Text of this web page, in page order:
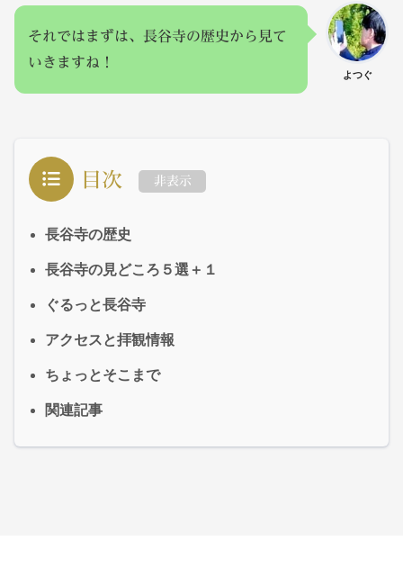
よつぐ
それではまずは、長谷寺の歴史から見て
いきますね！
目次 非表示
長谷寺の歴史
長谷寺の見どころ５選＋１
ぐるっと長谷寺
アクセスと拝観情報
ちょっとそこまで
関連記事